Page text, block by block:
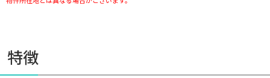
特徴